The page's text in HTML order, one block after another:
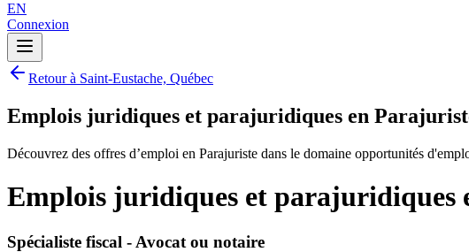
EN
Connexion
Retour à Saint-Eustache, Québec
Emplois juridiques et parajuridiques en
Découvrez des offres d’emploi en Parajuriste dans le domaine opportunités
Emplois juridiques et parajuridiques
Spécialiste fiscal - Avocat ou notaire